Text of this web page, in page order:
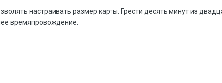
настраивать размер карты. Грести десять минут из
времяпровождение.